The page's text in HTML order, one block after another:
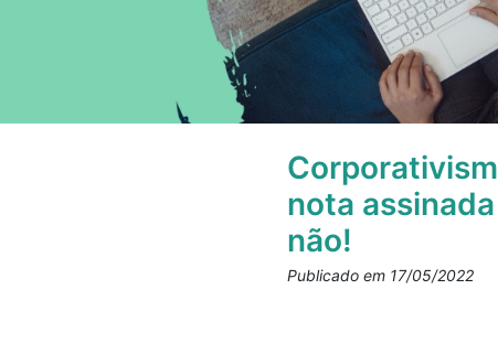
nota
não!
Publicado em 17/05/2022